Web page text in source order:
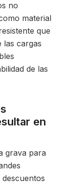
no
material
que
las cargas
de las
en
grava para